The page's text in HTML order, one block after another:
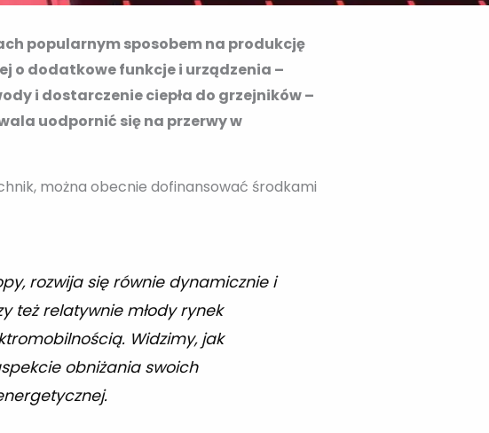
popularnym sposobem na produkcję
o dodatkowe funkcje i urządzenia –
i dostarczenie ciepła do grzejników –
uodpornić się na przerwy w
można obecnie dofinansować środkami
rozwija się równie dynamicznie i
też relatywnie młody rynek
Widzimy, jak
obniżania swoich